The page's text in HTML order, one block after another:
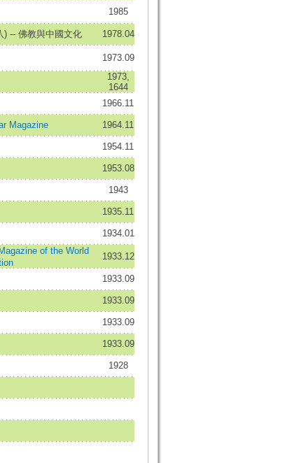
1985
) -- 佛教與中國文化 1978.04
1973.09
1973,
1644
1966.11
Magazine 1964.11
1954.11
1953.08
1943
1935.11
1934.01
of the World
1933.12
1933.09
1933.09
1933.09
1933.09
1928